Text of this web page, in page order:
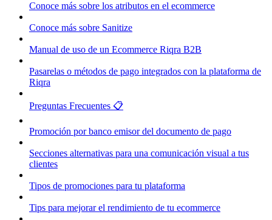
Conoce más sobre los atributos en el ecommerce
Conoce más sobre Sanitize
Manual de uso de un Ecommerce Riqra B2B
Pasarelas o métodos de pago integrados con la plataforma de
Riqra
Preguntas Frecuentes 📋
Promoción por banco emisor del documento de pago
Secciones alternativas para una comunicación visual a tus
clientes
Tipos de promociones para tu plataforma
Tips para mejorar el rendimiento de tu ecommerce